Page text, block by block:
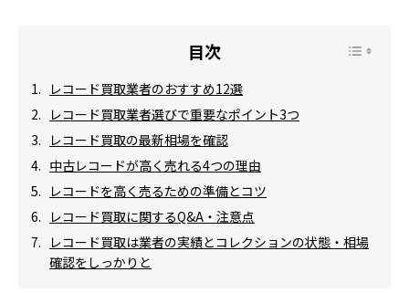
レコード買取業者のおすすめ12選
レコード買取業者選びで重要なポイント3つ
レコード買取の最新相場を確認
中古レコードが高く売れる4つの理由
レコードを高く売るための準備とコツ
レコード買取に関するQ&A・注意点
レコード買取は業者の実績とコレクションの状態・相場
確認をしっかりと